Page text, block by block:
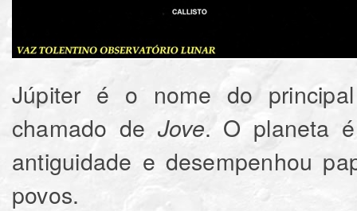
Júpiter é o nome do
chamado de Jove. O planeta
antiguidade e desempenhou
povos.